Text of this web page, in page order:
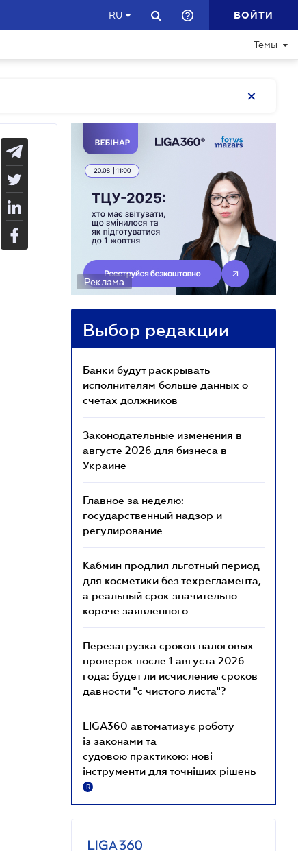
RU ВОЙТИ
Темы
Реклама
Выбор редакции
Банки будут раскрывать
исполнителям больше данных о
счетах должников
Законодательные изменения в
августе 2026 для бизнеса в
Украине
Главное за неделю:
государственный надзор и
регулирование
Кабмин продлил льготный период
для косметики без техрегламента,
а реальный срок значительно
короче заявленного
Перезагрузка сроков налоговых
проверок после 1 августа 2026
года: будет ли исчисление сроков
давности "с чистого листа"?
LIGA360 автоматизує роботу
із законами та
судовою практикою: нові
інструменти для точніших рішень
R